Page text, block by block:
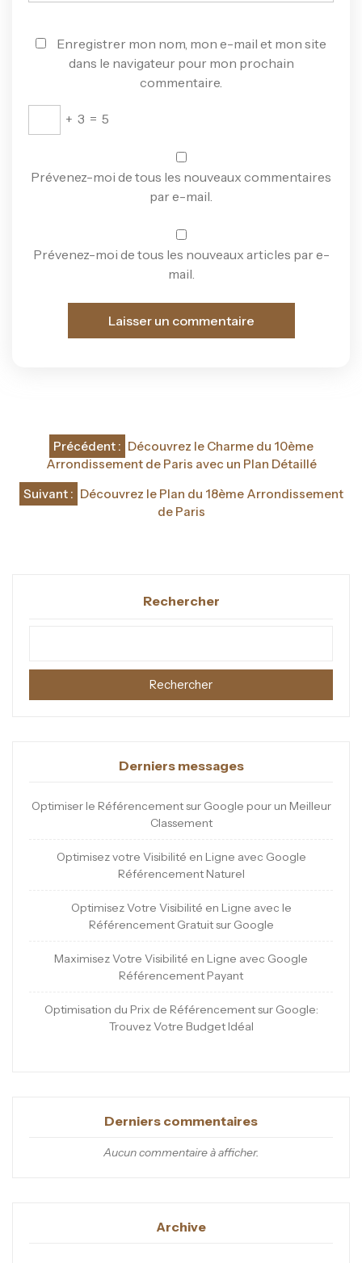
Enregistrer mon nom, mon e-mail et mon site
dans le navigateur pour mon prochain
commentaire.
+ 3 = 5
Prévenez-moi de tous les nouveaux commentaires
par e-mail.
Prévenez-moi de tous les nouveaux articles par e-
mail.
Navigation
l’article
Précédent : Découvrez le Charme du 10ème
Arrondissement de Paris avec un Plan Détaillé
Suivant : Découvrez le Plan du 18ème Arrondissement
de Paris
Rechercher
Rechercher
Derniers messages
Optimiser le Référencement sur Google pour un Meilleur
Classement
Optimisez votre Visibilité en Ligne avec Google
Référencement Naturel
Optimisez Votre Visibilité en Ligne avec le
Référencement Gratuit sur Google
Maximisez Votre Visibilité en Ligne avec Google
Référencement Payant
Optimisation du Prix de Référencement sur Google:
Trouvez Votre Budget Idéal
Derniers commentaires
Aucun commentaire à afficher.
Archive